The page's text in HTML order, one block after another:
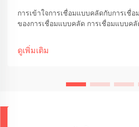
การเข้าใจการเชื่อมแบบคลัดกับการเชื่
ของการเชื่อมแบบคลัด การเชื่อมแบบคลั
ต่างชนิดเข้าด้วยกัน โดยการนำชั้นของ
กัดกร่อนมาเชื่อมยึดไว้เหนือวัสดุอื่น โลห
ดูเพิ่มเติม